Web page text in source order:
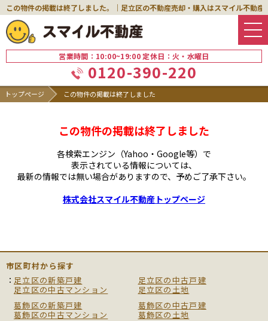
この物件の掲載は終了しました。｜足立区の不動産売却・購入はスマイル不動産
営業時間：10:00~19:00 定休日：火・水曜日
0120-390-220
トップページ この物件の掲載は終了しました
この物件の掲載は終了しました
各検索エンジン（Yahoo・Google等）で
表示されている情報については、
最新の情報では無い場合がありますので、 予めご了承下さい。
株式会社スマイル不動産トップページ
市区町村から探す
足立区の新築戸建
足立区の中古戸建
足立区の中古マンション
足立区の土地
葛飾区の新築戸建
葛飾区の中古戸建
葛飾区の中古マンション
葛飾区の土地